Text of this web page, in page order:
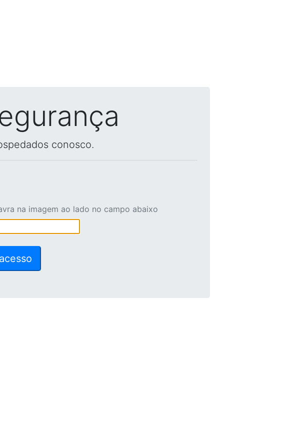
conosco.
na imagem ao lado no campo abaixo